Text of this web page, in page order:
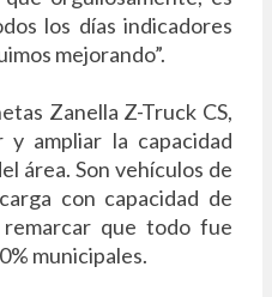
los días indicadores
mejorando”.
Zanella Z-Truck CS,
ampliar la capacidad
área. Son vehículos de
con capacidad de
que todo fue
municipales.